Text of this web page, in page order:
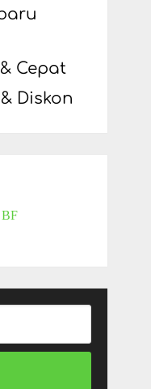
Cepat
Diskon